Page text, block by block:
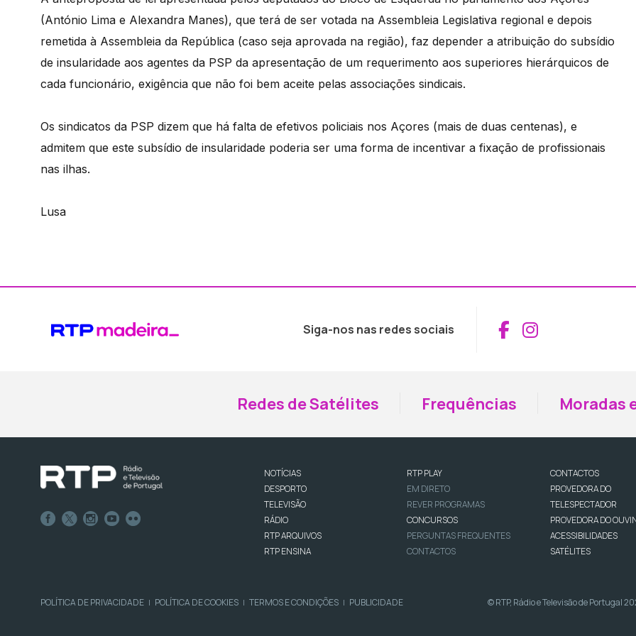
(António Lima e Alexandra Manes), que terá de ser votada na Assembleia Legislativa regional e depois
remetida à Assembleia da República (caso seja aprovada na região), faz depender a atribuição do subsídio
de insularidade aos agentes da PSP da apresentação de um requerimento aos superiores hierárquicos de
cada funcionário, exigência que não foi bem aceite pelas associações sindicais.
Os sindicatos da PSP dizem que há falta de efetivos policiais nos Açores (mais de duas centenas), e
admitem que este subsídio de insularidade poderia ser uma forma de incentivar a fixação de profissionais
nas ilhas.
Lusa
Siga-nos nas redes sociais Aceder ao
Aceder ao
Redes de Satélites Frequências Moradas
NOTÍCIAS
DESPORTO
TELEVISÃO
RÁDIO
RTP ARQUIVOS
RTP ENSINA
RTP PLAY
EM DIRETO
REVER PROGRAMAS
CONCURSOS
PERGUNTAS FREQUENTES
CONTACTOS
CONTACTOS
PROVEDORA DO
TELESPECTADOR
PROVEDORA DO
ACESSIBILIDADES
SATÉLITES
POLÍTICA DE PRIVACIDADE | POLÍTICA DE COOKIES | TERMOS E CONDIÇÕES | PUBLICIDADE © RTP, Rádio e Televisão de Portugal